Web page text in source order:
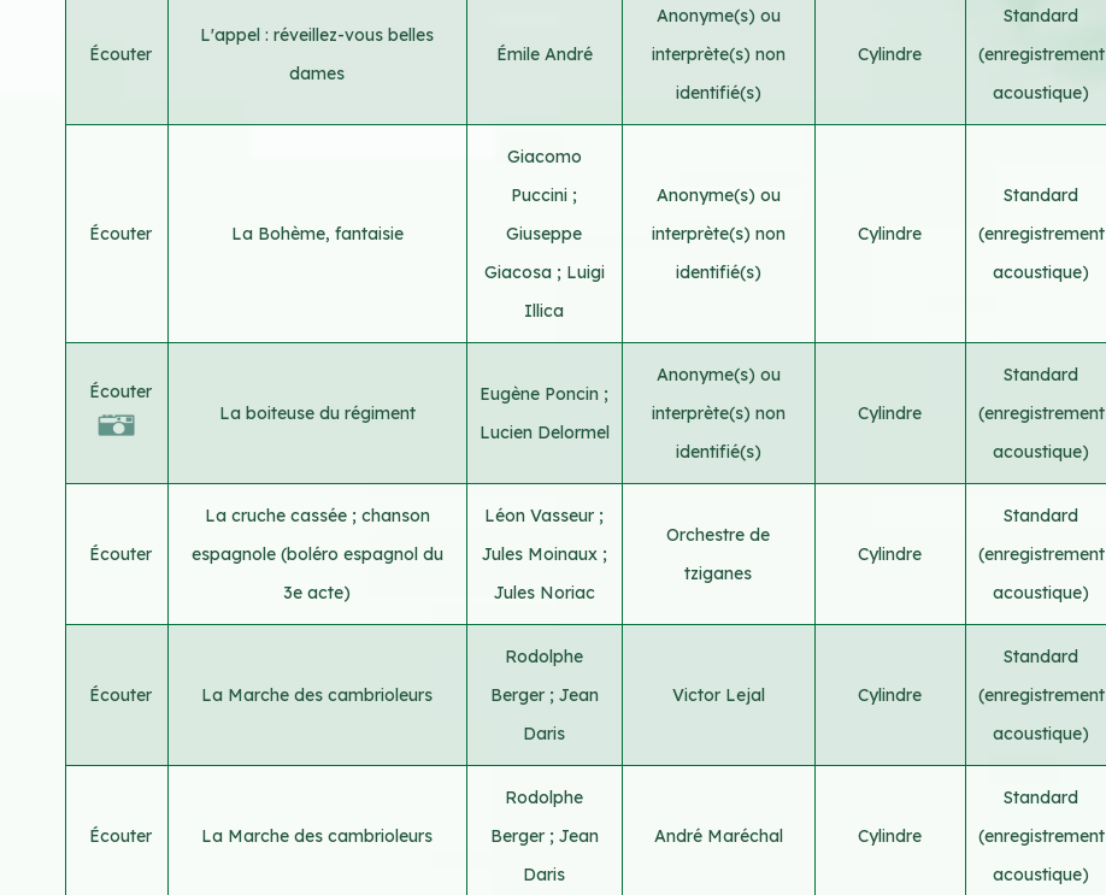
Écouter
L'appel : réveillez-vous belles
dames
Émile André
Anonyme(s) ou
interprète(s) non
identifié(s)
Cylindre
Standard
(enregistrement
acoustique)
Écouter La Bohème, fantaisie
Giacomo
Puccini ;
Giuseppe
Giacosa ; Luigi
Illica
Anonyme(s) ou
interprète(s) non
identifié(s)
Cylindre
Standard
(enregistrement
acoustique)
Écouter
La boiteuse du régiment
Eugène Poncin ;
Lucien Delormel
Anonyme(s) ou
interprète(s) non
identifié(s)
Cylindre
Standard
(enregistrement
acoustique)
Écouter
La cruche cassée ; chanson
espagnole (boléro espagnol du
3e acte)
Léon Vasseur ;
Jules Moinaux ;
Jules Noriac
Orchestre de
tziganes
Cylindre
Standard
(enregistrement
acoustique)
Écouter La Marche des cambrioleurs
Rodolphe
Berger ; Jean
Daris
Victor Lejal Cylindre
Standard
(enregistrement
acoustique)
Écouter La Marche des cambrioleurs
Rodolphe
Berger ; Jean
Daris
André Maréchal Cylindre
Standard
(enregistrement
acoustique)